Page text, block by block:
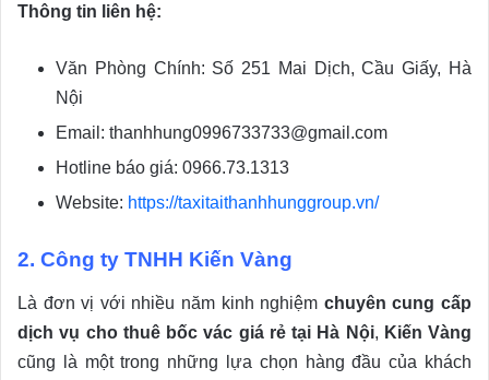
Thông tin liên hệ:
Văn Phòng Chính: Số 251 Mai Dịch, Cầu Giấy, Hà
Nội
Email: thanhhung0996733733@gmail.com
Hotline báo giá: 0966.73.1313
Website: https://taxitaithanhhunggroup.vn/
2. Công ty TNHH Kiến Vàng
Là đơn vị với nhiều năm kinh nghiệm chuyên cung cấp
dịch vụ cho thuê bốc vác giá rẻ tại Hà Nội, Kiến Vàng
cũng là một trong những lựa chọn hàng đầu của khách